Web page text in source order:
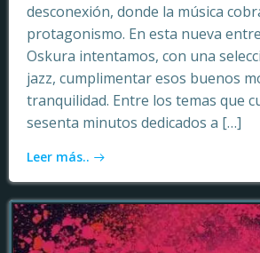
desconexión, donde la música
protagonismo. En esta nueva
Oskura intentamos, con una
jazz, cumplimentar esos buenos
tranquilidad. Entre los temas que
sesenta minutos dedicados a […]
Leer más..